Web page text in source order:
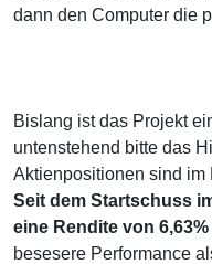
dann den Computer die
Bislang ist das Projekt
untenstehend bitte das
Aktienpositionen sind im
Seit dem Startschuss
eine Rendite von
besesere Performance